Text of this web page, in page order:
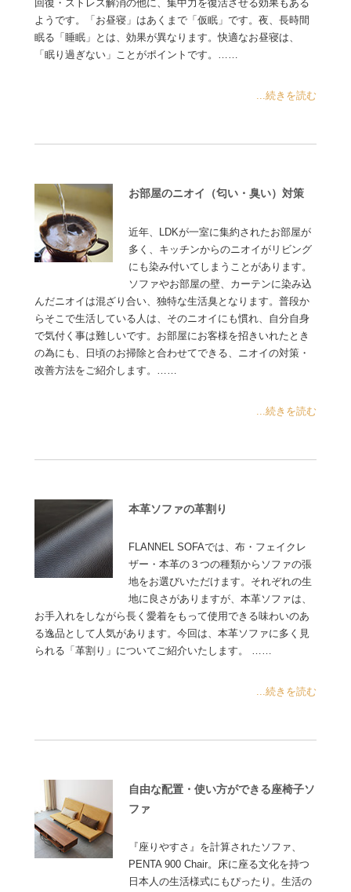
回復・ストレス解消の他に、集中力を復活させる効果もある
ようです。「お昼寝」はあくまで「仮眠」です。夜、長時間
眠る「睡眠」とは、効果が異なります。快適なお昼寝は、
「眠り過ぎない」ことがポイントです。……
...続きを読む
お部屋のニオイ（匂い・臭い）対策
近年、LDKが一室に集約されたお部屋が
多く、キッチンからのニオイがリビング
にも染み付いてしまうことがあります。
ソファやお部屋の壁、カーテンに染み込
んだニオイは混ざり合い、独特な生活臭となります。普段か
らそこで生活している人は、そのニオイにも慣れ、自分自身
で気付く事は難しいです。お部屋にお客様を招きいれたとき
の為にも、日頃のお掃除と合わせてできる、ニオイの対策・
改善方法をご紹介します。……
...続きを読む
本革ソファの革割り
FLANNEL SOFAでは、布・フェイクレ
ザー・本革の３つの種類からソファの張
地をお選びいただけます。それぞれの生
地に良さがありますが、本革ソファは、
お手入れをしながら長く愛着をもって使用できる味わいのあ
る逸品として人気があります。今回は、本革ソファに多く見
られる「革割り」についてご紹介いたします。 ……
...続きを読む
自由な配置・使い方ができる座椅子ソ
ファ
『座りやすさ』を計算されたソファ、
PENTA 900 Chair。床に座る文化を持つ
日本人の生活様式にもぴったり。生活の